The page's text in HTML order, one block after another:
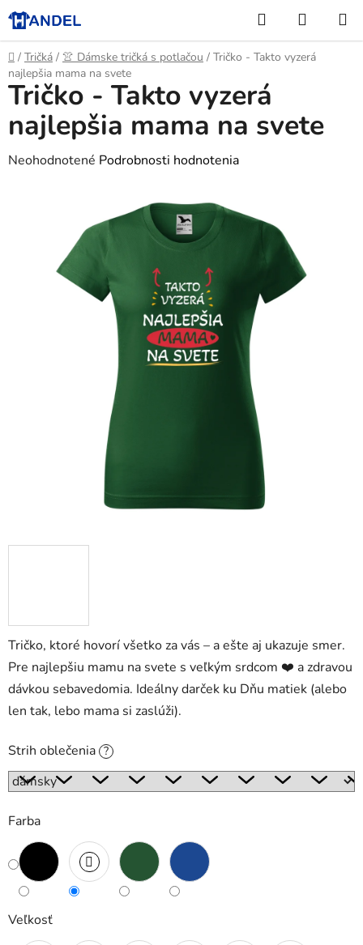
Prejsť
na
obsah
Hľadať
KOŠÍK
Domov
/ Tričká / 👚 Dámske tričká s potlačou / Tričko - Takto vyzerá
najlepšia mama na svete
Tričko, ktoré hovorí všetko za vás – a ešte aj ukazuje smer.
Pre najlepšiu mamu na svete s veľkým srdcom ❤️ a zdravou
dávkou sebavedomia. Ideálny darček ku Dňu matiek (alebo
len tak, lebo mama si zaslúži).
Strih oblečenia ?
Farba
Veľkosť
Tričko - Takto vyzerá
najlepšia mama na svete
Priemerné
Neohodnotené Podrobnosti hodnotenia